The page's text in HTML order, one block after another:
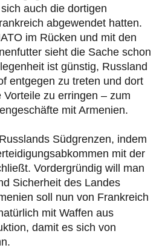
auch die dortigen
abgewendet hatten.
im Rücken und mit den
sieht die Sache schon
ist günstig, Russland
entgegen zu treten und dort
zu erringen – zum
mit Armenien.
Südgrenzen, indem
mit der
Vordergründig will man
Sicherheit des Landes
soll nun von Frankreich
mit Waffen aus
damit es sich von